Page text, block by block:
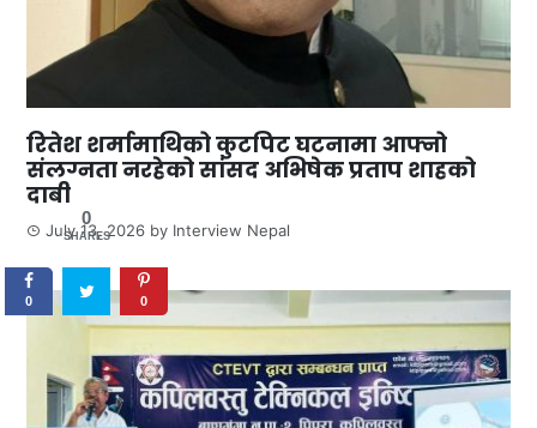
रितेश शर्मामाथिको कुटपिट घटनामा आफ्नो
संलग्नता नरहेको सांसद अभिषेक प्रताप शाहको
दाबी
July 13, 2026 by Interview Nepal
0
SHARES
0 0